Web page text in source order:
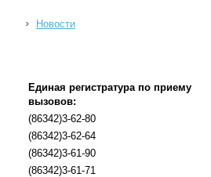
Новости
Единая регистратура по приему
вызовов:
(86342)3-62-80
(86342)3-62-64
(86342)3-61-90
(86342)3-61-71